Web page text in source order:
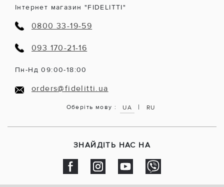
Інтернет магазин "FIDELITTI"
0800 33-19-59
093 170-21-16
Пн-Нд 09:00-18:00
orders@fidelitti.ua
Оберіть мову : UA | RU
ЗНАЙДІТЬ НАС НА